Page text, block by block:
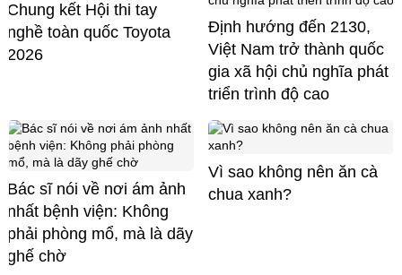
Chung kết Hội thi tay
nghề toàn quốc Toyota
2026
Định hướng đến 2130,
Việt Nam trở thành quốc
gia xã hội chủ nghĩa phát
triển trình độ cao
Bác sĩ nói về nơi ám ảnh
nhất bệnh viện: Không
phải phòng mổ, mà là dãy
ghế chờ
Vì sao không nên ăn cà
chua xanh?